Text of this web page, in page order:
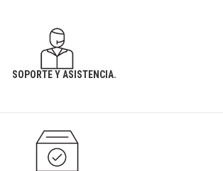
SOPORTE Y ASISTENCIA.